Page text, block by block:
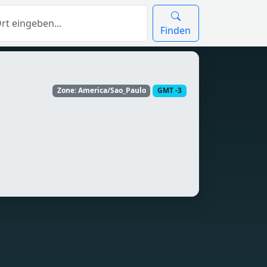
Finden
Zone: America/Sao_Paulo GMT -3